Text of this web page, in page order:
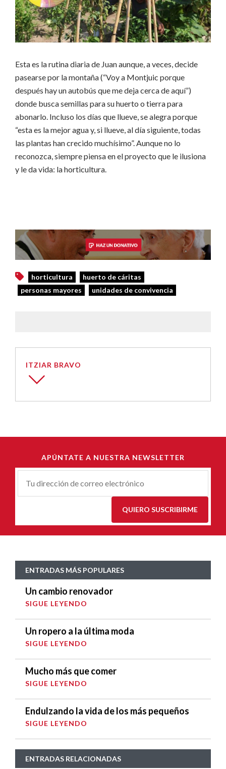
Esta es la rutina diaria de Juan aunque, a veces, decide
pasearse por la montaña (“Voy a Montjuic porque
después hay un autobús que me deja cerca de aquí”)
donde busca semillas para su huerto o tierra para
abonarlo. Incluso los días que llueve, se alegra porque
“esta es la mejor agua y, si llueve, al día siguiente, todas
las plantas han crecido muchísimo”. Aunque no lo
reconozca, siempre piensa en el proyecto que le ilusiona
y le da vida: la horticultura.
horticultura
huerto de cáritas
personas mayores
unidades de convivencia
ITZIAR BRAVO
APÚNTATE A NUESTRA NEWSLETTER
Correu-
QUIERO SUSCRIBIRME
ENTRADAS MÁS POPULARES
Un cambio renovador
SIGUE LEYENDO
Un ropero a la última moda
SIGUE LEYENDO
Mucho más que comer
SIGUE LEYENDO
Endulzando la vida de los más pequeños
SIGUE LEYENDO
ENTRADAS RELACIONADAS